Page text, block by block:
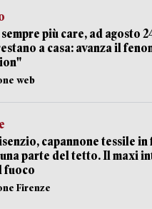
sempre più care, ad agosto
a casa: avanza il
web
capannone tessile in
parte del tetto. Il maxi
fuoco
Firenze